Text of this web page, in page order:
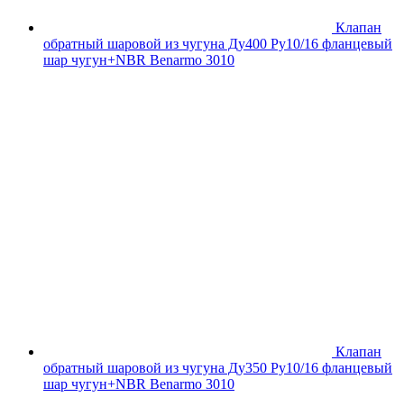
Клапан
обратный шаровой из чугуна Ду400 Ру10/16 фланцевый
шар чугун+NBR Benarmo 3010
Клапан
обратный шаровой из чугуна Ду350 Ру10/16 фланцевый
шар чугун+NBR Benarmo 3010